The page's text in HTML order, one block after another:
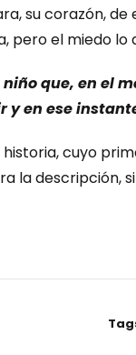
su corazón,
pero el miedo
que, en el
y en ese
historia, cuyo
la descripción,